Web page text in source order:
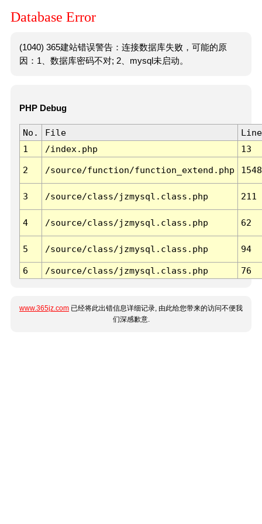
Database Error
(1040) 365建站错误警告：连接数据库失败，可能的原
因：1、数据库密码不对; 2、mysql未启动。
PHP Debug
No. File
Line
1
/index.php 13
2 /source/function/function_extend.php 1548
3 /source/class/jzmysql.class.php 211
4 /source/class/jzmysql.class.php 62
5 /source/class/jzmysql.class.php 94
6 /source/class/jzmysql.class.php 76
www.365jz.com 已经将此出错信息详细记录, 由此给您带来的访问不便我
们深感歉意.